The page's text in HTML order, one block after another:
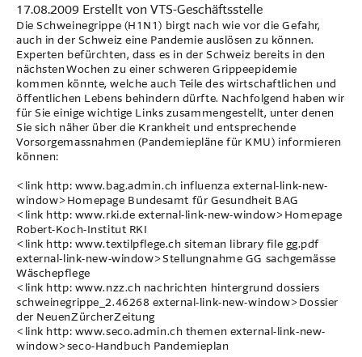
17.08.2009 Erstellt von VTS-Geschäftsstelle
Die Schweinegrippe (H1N1) birgt nach wie vor die Gefahr,
auch in der Schweiz eine Pandemie auslösen zu können.
Experten befürchten, dass es in der Schweiz bereits in den
nächsten Wochen zu einer schweren Grippeepidemie
kommen könnte, welche auch Teile des wirtschaftlichen und
öffentlichen Lebens behindern dürfte. Nachfolgend haben wir
für Sie einige wichtige Links zusammengestellt, unter denen
Sie sich näher über die Krankheit und entsprechende
Vorsorgemassnahmen (Pandemiepläne für KMU) informieren
können:
<link http: www.bag.admin.ch influenza external-link-new-
window>Homepage Bundesamt für Gesundheit BAG
<link http: www.rki.de external-link-new-window>Homepage
Robert-Koch-Institut RKI
<link http: www.textilpflege.ch siteman library file gg.pdf
external-link-new-window>Stellungnahme GG sachgemässe
Wäschepflege
<link http: www.nzz.ch nachrichten hintergrund dossiers
schweinegrippe_2.46268 external-link-new-window>Dossier
der NeuenZürcherZeitung
<link http: www.seco.admin.ch themen external-link-new-
window>seco-Handbuch Pandemieplan